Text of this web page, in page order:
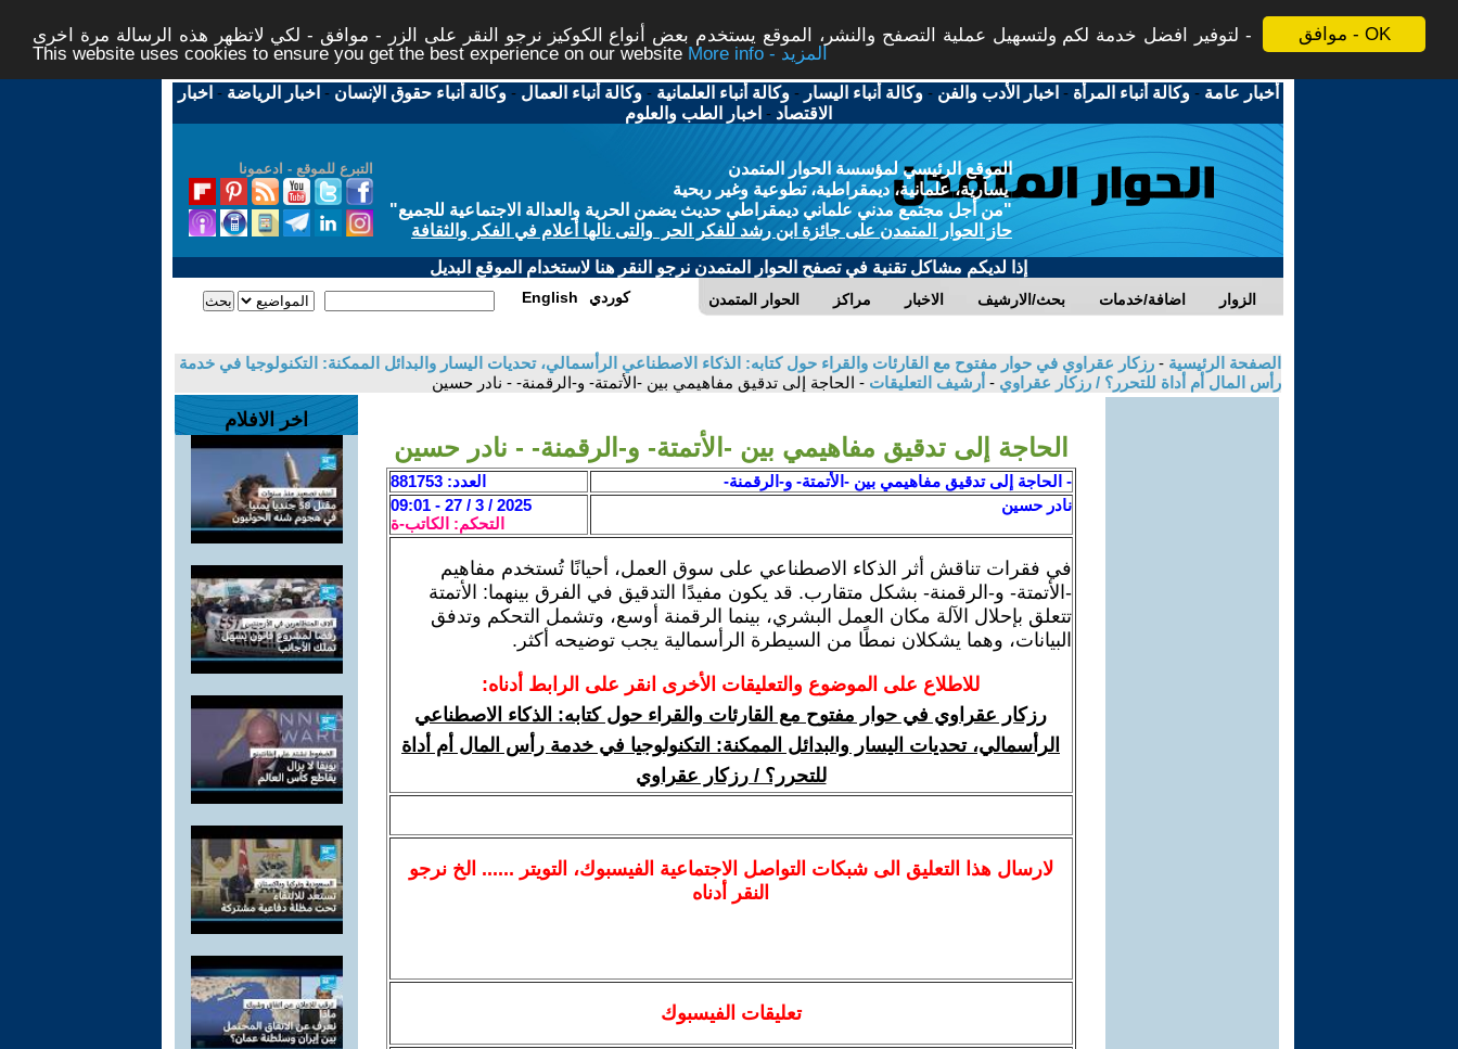
موافق - OK
لتوفير افضل خدمة لكم ولتسهيل عملية التصفح والنشر، الموقع يستخدم بعض أنواع الكوكيز نرجو النقر على الزر - موافق - لكي لاتظهر هذه الرسالة مرة اخرى -
This website uses cookies to ensure you get the best experience on our website
More info - المزيد
أخبار عامة -وكالة أنباء المرأة - اخبار الأدب والفن -وكالة أنباء اليسار -وكالة أنباء العلمانية -وكالة أنباء العمال -وكالة أنباء حقوق الإنسان - اخبار الرياضة - اخبار
الاقتصاد - اخبار الطب والعلوم
التبرع للموقع - ادعمونا
الموقع الرئيسي لمؤسسة الحوار المتمدن
يسارية، علمانية، ديمقراطية، تطوعية وغير ربحية
"من أجل مجتمع مدني علماني ديمقراطي حديث يضمن الحرية والعدالة الاجتماعية للجميع"
حاز الحوار المتمدن على جائزة ابن رشد للفكر الحر والتى نالها أعلام في الفكر والثقافة
إذا لديكم مشاكل تقنية في تصفح الحوار المتمدن نرجو النقر هنا لاستخدام الموقع البديل
الحوار المتمدن مراكز الاخبار بحث/الارشيف اضافة/خدمات الزوار English كوردي
الصفحة الرئيسية - رزكار عقراوي في حوار مفتوح مع القارئات والقراء حول كتابه: الذكاء الاصطناعي الرأسمالي، تحديات اليسار والبدائل الممكنة: التكنولوجيا في خدمة
رأس المال أم أداة للتحرر؟ / رزكار عقراوي - أرشيف التعليقات - الحاجة إلى تدقيق مفاهيمي بين -الأتمتة- و-الرقمنة- - نادر حسين
الحاجة إلى تدقيق مفاهيمي بين -الأتمتة- و-الرقمنة- - نادر حسين
- الحاجة إلى تدقيق مفاهيمي بين -الأتمتة- و-الرقمنة-
العدد: 881753
نادر حسين
2025 / 3 / 27 - 09:01
التحكم: الكاتب-ة
في فقرات تناقش أثر الذكاء الاصطناعي على سوق العمل، أحيانًا تُستخدم مفاهيم
-الأتمتة- و-الرقمنة- بشكل متقارب. قد يكون مفيدًا التدقيق في الفرق بينهما: الأتمتة
تتعلق بإحلال الآلة مكان العمل البشري، بينما الرقمنة أوسع، وتشمل التحكم وتدفق
البيانات، وهما يشكلان نمطًا من السيطرة الرأسمالية يجب توضيحه أكثر.
للاطلاع على الموضوع والتعليقات الأخرى انقر على الرابط أدناه:
رزكار عقراوي في حوار مفتوح مع القارئات والقراء حول كتابه: الذكاء الاصطناعي
الرأسمالي، تحديات اليسار والبدائل الممكنة: التكنولوجيا في خدمة رأس المال أم أداة
للتحرر؟ / رزكار عقراوي
لارسالهذا التعليق الى شبكات التواصل الاجتماعية الفيسبوك، التويتر ...... الخ نرجو
النقر أدناه
تعليقات الفيسبوك
اخر الافلام